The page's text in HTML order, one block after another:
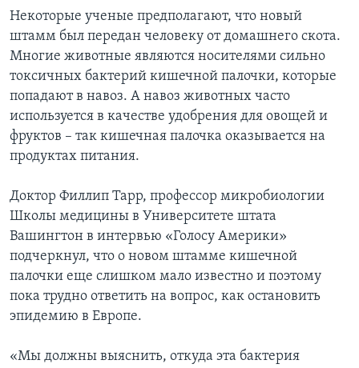
Некоторые ученые предполагают, что новый
штамм был передан человеку от домашнего скота.
Многие животные являются носителями сильно
токсичных бактерий кишечной палочки, которые
попадают в навоз. А навоз животных часто
используется в качестве удобрения для овощей и
фруктов – так кишечная палочка оказывается на
продуктах питания.
Доктор Филлип Тарр, профессор микробиологии
Школы медицины в Университете штата
Вашингтон в интервью «Голосу Америки»
подчеркнул, что о новом штамме кишечной
палочки еще слишком мало известно и поэтому
пока трудно ответить на вопрос, как остановить
эпидемию в Европе.
«Мы должны выяснить, откуда эта бактерия